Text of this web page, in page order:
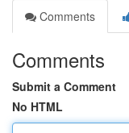
Comments
Comments
Submit a Comment
No HTML